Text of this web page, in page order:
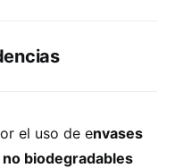
el uso de envases
biodegradables